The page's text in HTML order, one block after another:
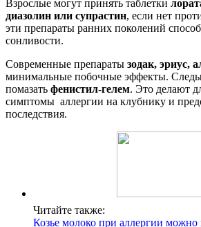
Взрослые могут принять таблетки
диазолин или супрастин, если нет
эти препараты ранних поколений
сонливости.
Современные препараты зодак, эриус,
минимальные побочные эффекты.
помазать фенистил-гелем. Это делают
симптомы аллергии на клубнику и
последствия.
Читайте также:
Козье молоко при аллергии можно